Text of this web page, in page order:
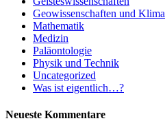
Geowissenschaften und Klima
Mathematik
Medizin
Paläontologie
Physik und Technik
Uncategorized
Was ist eigentlich…?
Neueste Kommentare